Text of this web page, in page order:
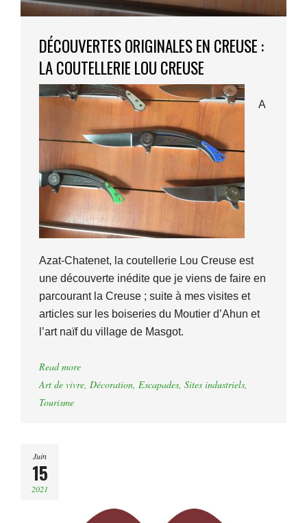
DÉCOUVERTES ORIGINALES EN CREUSE :
LA COUTELLERIE LOU CREUSE
A
Azat-Chatenet, la coutellerie Lou Creuse est
une découverte inédite que je viens de faire en
parcourant la Creuse ; suite à mes visites et
articles sur les boiseries du Moutier d’Ahun et
l’art naïf du village de Masgot.
Read more
Art de vivre, Décoration, Escapades, Sites industriels,
Tourisme
Juin
15
2021